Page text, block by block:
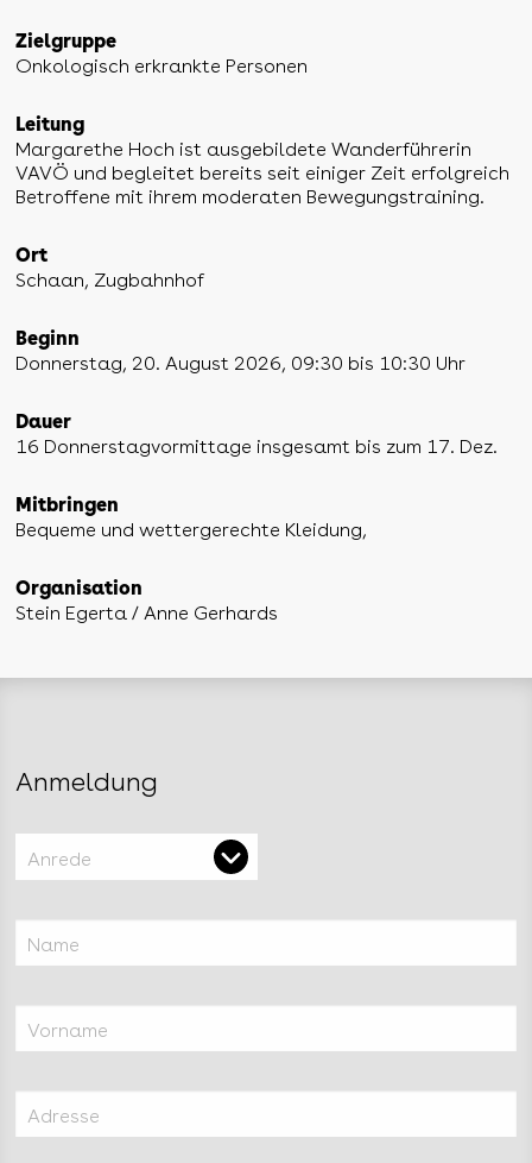
Zielgruppe
Onkologisch erkrankte Personen
Leitung
Margarethe Hoch ist ausgebildete Wanderführerin
VAVÖ und begleitet bereits seit einiger Zeit erfolgreich
Betroffene mit ihrem moderaten Bewegungstraining.
Ort
Schaan, Zugbahnhof
Beginn
Donnerstag, 20. August 2026, 09:30 bis 10:30 Uhr
Dauer
16 Donnerstagvormittage insgesamt bis zum 17. Dez.
Mitbringen
Bequeme und wettergerechte Kleidung,
Organisation
Stein Egerta / Anne Gerhards
Anmeldung
Anrede
Name
Vorname
Adresse